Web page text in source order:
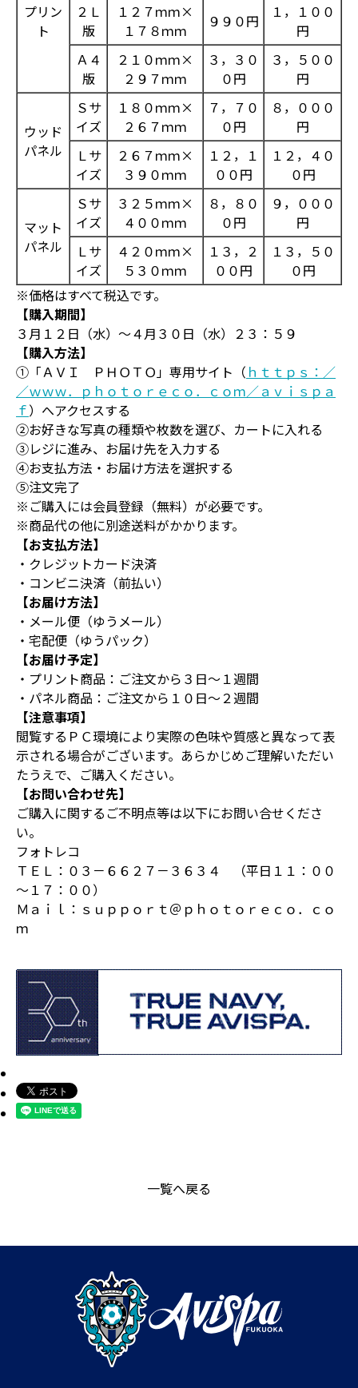
プリン
ト
２Ｌ
版
１２７ｍｍ×
１７８ｍｍ
９９０円
１，１００
円
Ａ４
版
２１０ｍｍ×
２９７ｍｍ
３，３０
０円
３，５００
円
ウッド
パネル
Ｓサ
イズ
１８０ｍｍ×
２６７ｍｍ
７，７０
０円
８，０００
円
Ｌサ
イズ
２６７ｍｍ×
３９０ｍｍ
１２，１
００円
１２，４０
０円
マット
パネル
Ｓサ
イズ
３２５ｍｍ×
４００ｍｍ
８，８０
０円
９，０００
円
Ｌサ
イズ
４２０ｍｍ×
５３０ｍｍ
１３，２
００円
１３，５０
０円
※価格はすべて税込です。
【購入期間】
３月１２日（水）～４月３０日（水）２３：５９
【購入方法】
①「ＡＶＩ ＰＨＯＴＯ」専用サイト（ ｈｔｔｐｓ：／
／ｗｗｗ．ｐｈｏｔｏｒｅｃｏ．ｃｏｍ／ａｖｉｓｐａ
ｆ）へアクセスする
②お好きな写真の種類や枚数を選び、カートに入れる
③レジに進み、お届け先を入力する
④お支払方法・お届け方法を選択する
⑤注文完了
※ご購入には会員登録（無料）が必要です。
※商品代の他に別途送料がかかります。
【お支払方法】
・クレジットカード決済
・コンビニ決済（前払い）
【お届け方法】
・メール便（ゆうメール）
・宅配便（ゆうパック）
【お届け予定】
・プリント商品：ご注文から３日～１週間
・パネル商品：ご注文から１０日～２週間
【注意事項】
閲覧するＰＣ環境により実際の色味や質感と異なって表
示される場合がございます。あらかじめご理解いただい
たうえで、ご購入ください。
【お問い合わせ先】
ご購入に関するご不明点等は以下にお問い合せくださ
い。
フォトレコ
ＴＥＬ：０３－６６２７－３６３４ （平日１１：００
～１７：００）
Ｍａｉｌ：ｓｕｐｐｏｒｔ＠ｐｈｏｔｏｒｅｃｏ．ｃｏ
ｍ
一覧へ戻る